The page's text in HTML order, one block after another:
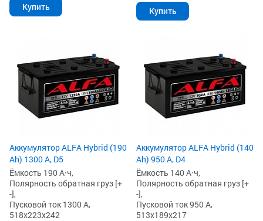
Купить Купить
Аккумулятор ALFA Hybrid (190
Ah) 1300 А, D5
Ёмкость 190 А·ч,
Полярность обратная груз [+
-],
Пусковой ток 1300 А,
518x223x242
Аккумулятор ALFA Hybrid (140
Ah) 950 А, D4
Ёмкость 140 А·ч,
Полярность обратная груз [+
-],
Пусковой ток 950 А,
513x189x217